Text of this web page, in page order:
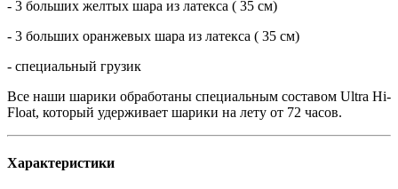
- 3 больших желтых шара из латекса ( 35 см)
- 3 больших оранжевых шара из латекса ( 35 см)
- специальный грузик
Все наши шарики обработаны специальным составом Ultra Hi-
Float, который удерживает шарики на лету от 72 часов.
Характеристики